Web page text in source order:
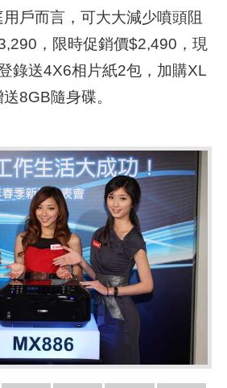
戶而言，可大大減少噴頭阻
，限時促銷價$2,490，現
錄送4X6相片紙2包，加購XL
8GB隨身碟。